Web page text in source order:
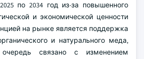
по 2034 год из-за повышенного
и экономической ценности
на рынке является поддержка
и натурального меда,
связано с изменением